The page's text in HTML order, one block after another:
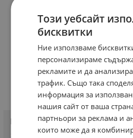
Външни мазилки
Този уебсайт
бисквитки
Ние използваме
персонализираме
рекламите и да
трафик. Също така
информация за
нашия сайт от ваша
партньори за реклама и
които може да я